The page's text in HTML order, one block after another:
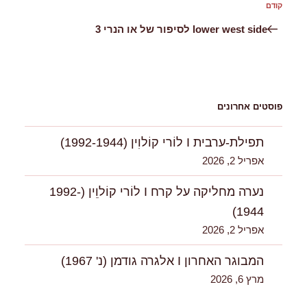
הפוסט
הקודם
קודם
lower west side לסיפור של או הנרי 3
פוסטים אחרונים
תפילת-ערבית I לוֹרי קוֹלוִין (1992-1944)
אפריל 2, 2026
נערה מחליקה על קרח I לוֹרי קוֹלוִִין (1992-
1944)
אפריל 2, 2026
המבוגר האחרון I אלגרה גודמן (נ' 1967)
מרץ 6, 2026